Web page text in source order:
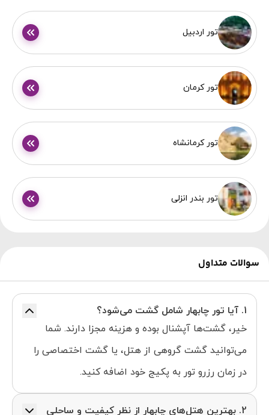
تور اردبیل
تور کرمان
تور کرمانشاه
تور بندر انزلی
سوالات متداول
1. آیا تور چابهار شامل گشت می‌شود؟
خیر، گشت‌ها آپشنال بوده و هزینه مجزا دارند. شما
می‌توانید گشت گروهی از هتل، یا گشت اختصاصی را
در زمان رزرو تور به پکیج خود اضافه کنید.
2. بهترین هتل‌های چابهار از نظر کیفیت و ساحلی